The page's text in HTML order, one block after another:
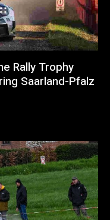
Rally Trophy
Saarland-Pfalz